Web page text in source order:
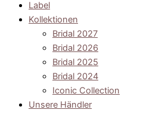
Label
Kollektionen
Bridal 2027
Bridal 2026
Bridal 2025
Bridal 2024
Iconic Collection
Unsere Händler